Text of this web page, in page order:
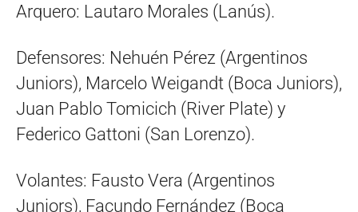
Arquero: Lautaro Morales (Lanús).
Defensores: Nehuén Pérez (Argentinos
Juniors), Marcelo Weigandt (Boca Juniors),
Juan Pablo Tomicich (River Plate) y
Federico Gattoni (San Lorenzo).
Volantes: Fausto Vera (Argentinos
Juniors), Facundo Fernández (Boca